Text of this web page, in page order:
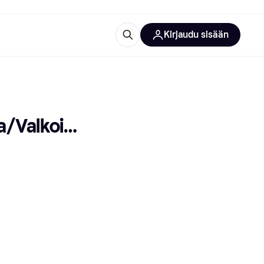
Kirjaudu sisään
Valkoine